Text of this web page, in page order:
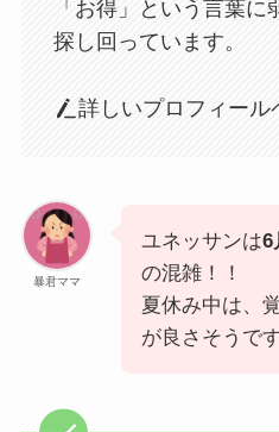
「お得」という言葉
探し回っています。
詳しいプロフィール
暴君ママ
ユネッサンは6
の混雑！！
夏休み中は、
が良さそうで